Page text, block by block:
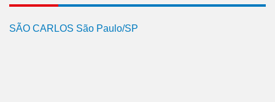
SÃO CARLOS São Paulo/SP